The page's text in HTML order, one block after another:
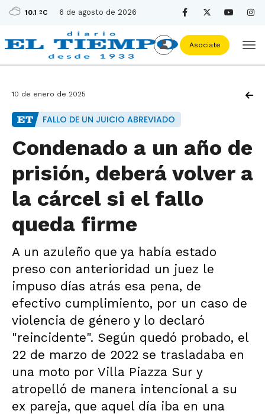
10.1 ºC 6 de agosto de 2026
Asociate
10 de enero de 2025
FALLO DE UN JUICIO ABREVIADO
Condenado a un año de
prisión, deberá volver a
la cárcel si el fallo
queda firme
A un azuleño que ya había estado
preso con anterioridad un juez le
impuso días atrás esa pena, de
efectivo cumplimiento, por un caso de
violencia de género y lo declaró
"reincidente". Según quedó probado, el
22 de marzo de 2022 se trasladaba en
una moto por Villa Piazza Sur y
atropelló de manera intencional a su
ex pareja, que aquel día iba en una